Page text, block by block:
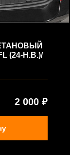
(24-Н.В.)/
2 000 ₽